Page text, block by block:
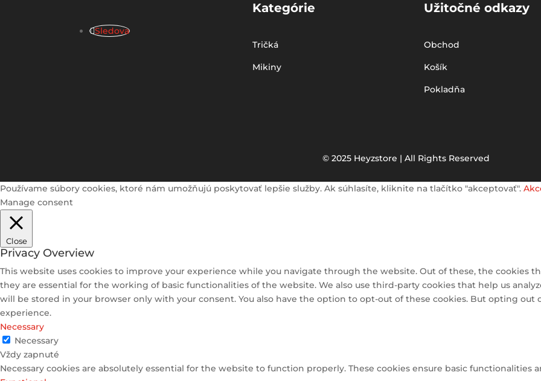
Sledova
Kategórie
Tričká
Mikiny
Užitočné odkazy
Obchod
Košík
Pokladňa
© 2025 Heyzstore | All Rights Reserved
Používame súbory cookies, ktoré nám umožňujú poskytovať lepšie služby. Ak súhlasíte, kliknite na tlačítko "akceptovať".
Manage consent
Close
Privacy Overview
This website uses cookies to improve your experience while you navigate through the website. Out of these, the cookies
they are essential for the working of basic functionalities of the website. We also use third-party cookies that help us
will be stored in your browser only with your consent. You also have the option to opt-out of these cookies. But opting out
experience.
Necessary
Necessary
Vždy zapnuté
Necessary cookies are absolutely essential for the website to function properly. These cookies ensure basic functionalities